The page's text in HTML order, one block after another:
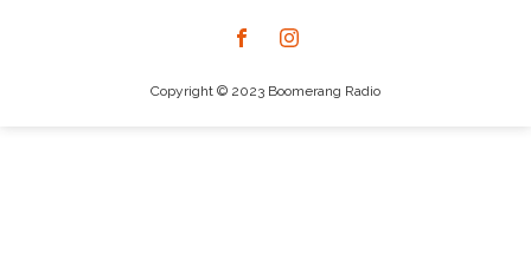
Copyright © 2023 Boomerang Radio